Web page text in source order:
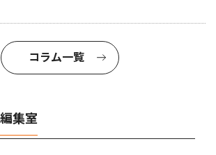
コラム一覧
集室